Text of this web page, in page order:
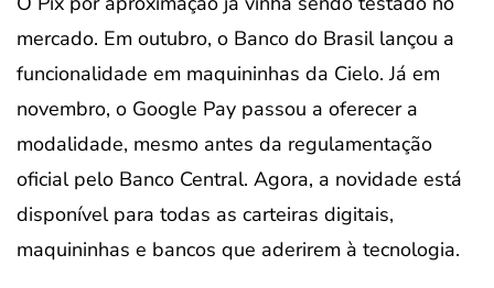
mercado. Em outubro, o Banco do Brasil lançou a
funcionalidade em maquininhas da Cielo. Já em
novembro, o Google Pay passou a oferecer a
modalidade, mesmo antes da regulamentação
oficial pelo Banco Central. Agora, a novidade está
disponível para todas as carteiras digitais,
maquininhas e bancos que aderirem à tecnologia.